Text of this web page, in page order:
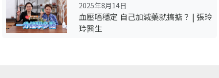
2025年8月14日
血壓唔穩定 自己加減藥就搞掂？ | 張玲
玲醫生